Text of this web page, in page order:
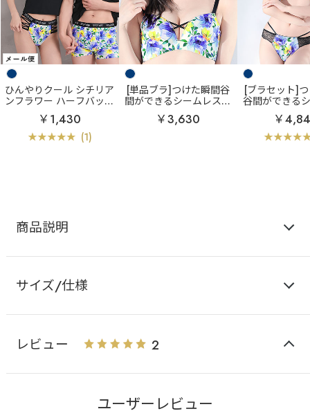
ひんやりクール シチリア
ンフラワー ハーフバック
ショーツ
￥1,430
(1)
[単品ブラ]つけた瞬間谷
間ができるシームレスブ
シチリアンフラワー
超盛ブラ(R) 単品ブラジ
￥3,630
[ブラセット]
谷間ができる
シチリ
ー 超盛ブラ
ー&ショ
￥
商品説明
サイズ/仕様
レビュー 2
ユーザーレビュー